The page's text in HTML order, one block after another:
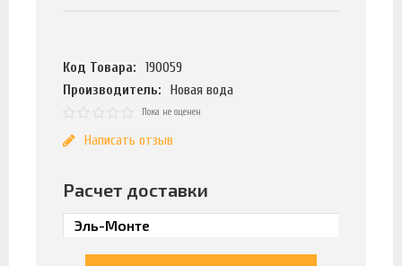
Код Товара:
190059
Производитель:
Новая вода
Пока не оценен
Написать отзыв
Расчет доставки